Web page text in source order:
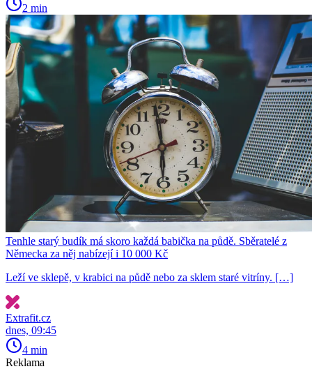
2 min
Tenhle starý budík má skoro každá babička na půdě. Sběratelé z
Německa za něj nabízejí i 10 000 Kč
Leží ve sklepě, v krabici na půdě nebo za sklem staré vitríny. […]
Extrafit.cz
dnes, 09:45
4 min
Reklama